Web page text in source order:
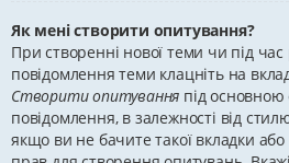
Як мені створити опитування?
При створенні нової теми чи під
повідомлення теми клацніть на
Створити опитування під
повідомлення, в залежності від
якщо ви не бачите такої вкладки